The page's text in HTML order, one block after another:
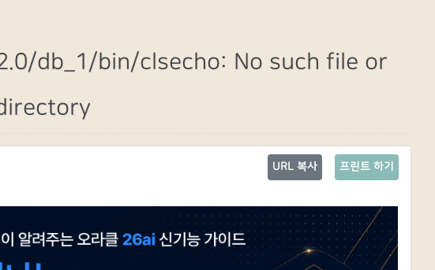
db_1/bin/clsecho: No such file or
프린트 하기
URL 복사